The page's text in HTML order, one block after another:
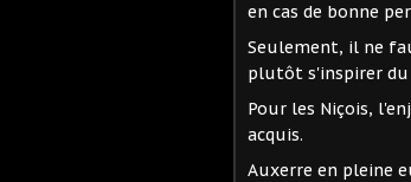
en cas de bonne
Seulement, il ne
plutôt s'inspirer du
Pour les Niçois,
acquis.
Auxerre en pleine